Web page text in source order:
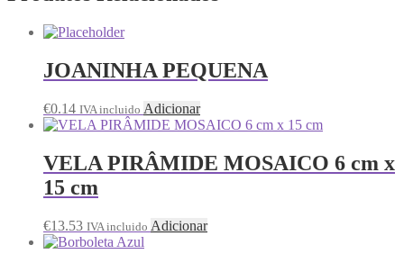
JOANINHA PEQUENA
€0.14 IVA incluido Adicionar
VELA PIRÂMIDE MOSAICO 6 cm x
15 cm
€13.53 IVA incluido Adicionar